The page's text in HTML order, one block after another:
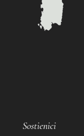
Sostienici